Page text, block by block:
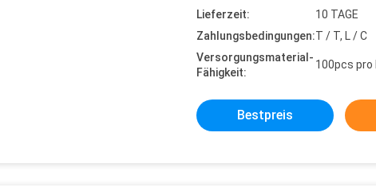
Lieferzeit:
10 TAGE
Zahlungsbedingungen:T / T, L / C
Versorgungsmaterial-
Fähigkeit:
100pcs pro
Bestpreis